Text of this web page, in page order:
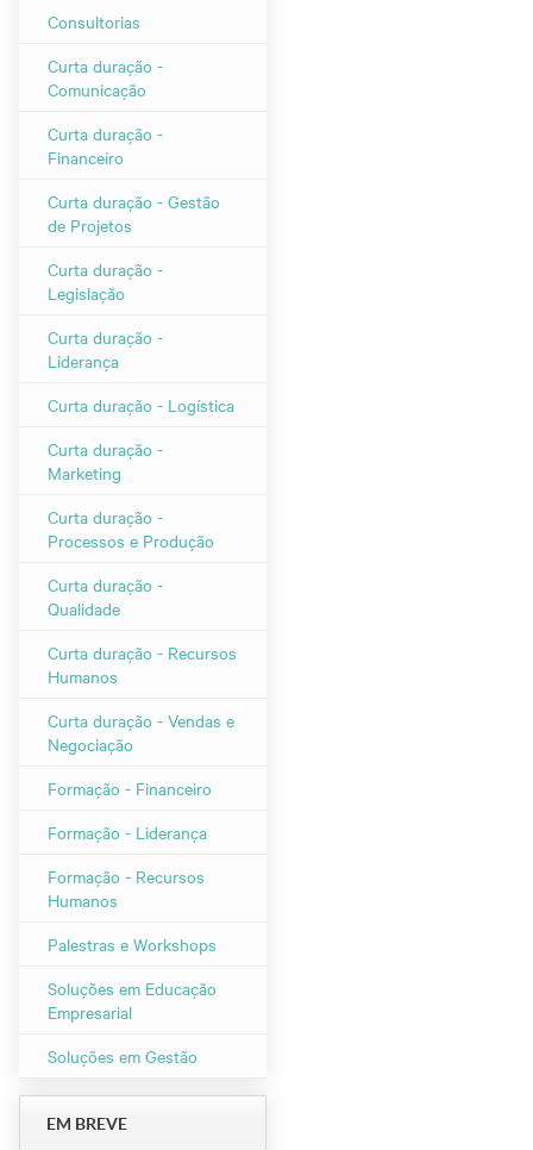
Consultorias
Curta duração -
Comunicação
Curta duração -
Financeiro
Curta duração - Gestão
de Projetos
Curta duração -
Legislação
Curta duração -
Liderança
Curta duração - Logística
Curta duração -
Marketing
Curta duração -
Processos e Produção
Curta duração -
Qualidade
Curta duração - Recursos
Humanos
Curta duração - Vendas e
Negociação
Formação - Financeiro
Formação - Liderança
Formação - Recursos
Humanos
Palestras e Workshops
Soluções em Educação
Empresarial
Soluções em Gestão
EM BREVE